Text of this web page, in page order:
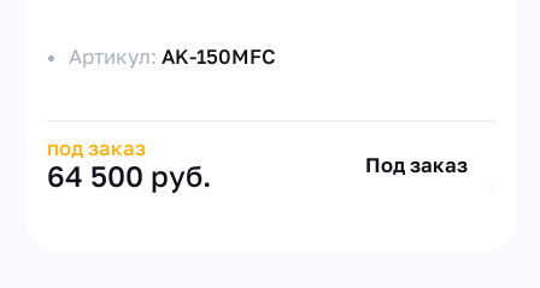
Артикул:AK-150MFC
под заказ
64 500 руб. Под заказ